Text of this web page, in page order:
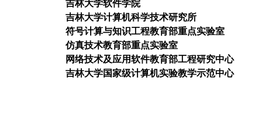
吉林大学软件学院
吉林大学计算机科学技术研究所
符号计算与知识工程教育部重点实验室
仿真技术教育部重点实验室
网络技术及应用软件教育部工程研究中心
吉林大学国家级计算机实验教学示范中心